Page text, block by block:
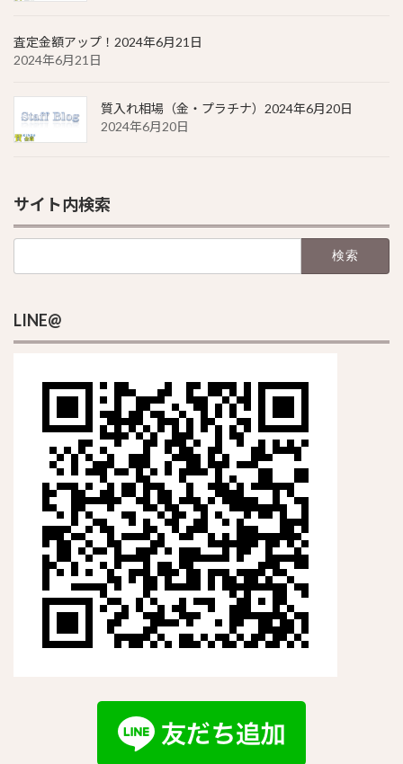
査定金額アップ！2024年6月21日
2024年6月21日
質入れ相場（金・プラチナ）2024年6月20日
2024年6月20日
サイト内検索
LINE@